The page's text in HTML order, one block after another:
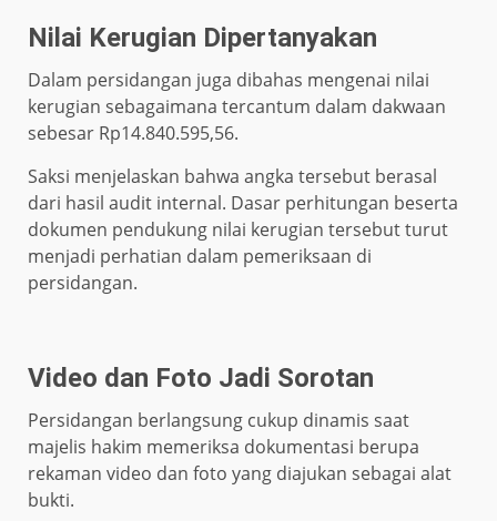
Nilai Kerugian Dipertanyakan
Dalam persidangan juga dibahas mengenai nilai
kerugian sebagaimana tercantum dalam dakwaan
sebesar Rp14.840.595,56.
Saksi menjelaskan bahwa angka tersebut berasal
dari hasil audit internal. Dasar perhitungan beserta
dokumen pendukung nilai kerugian tersebut turut
menjadi perhatian dalam pemeriksaan di
persidangan.
Video dan Foto Jadi Sorotan
Persidangan berlangsung cukup dinamis saat
majelis hakim memeriksa dokumentasi berupa
rekaman video dan foto yang diajukan sebagai alat
bukti.